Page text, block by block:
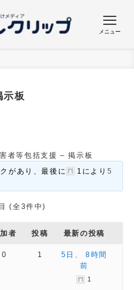
メニュー
示板
者等包括支援 – 掲示板
があり、最後に
1 により 5
(全3件中)
者 投稿 最新の投稿
0 1
5日、 8時間
前
1